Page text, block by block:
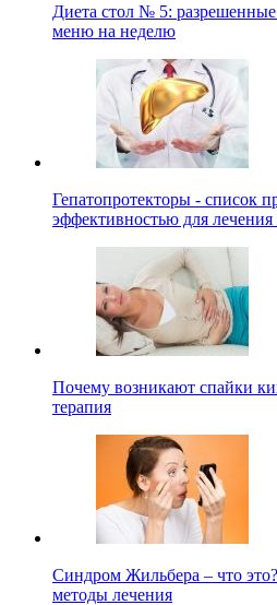
Диета стол № 5:
меню на неделю
Гепатопротекторы - список
эффективностью для лечения
Почему возникают спайки
терапия
Синдром Жильбера – что
методы лечения